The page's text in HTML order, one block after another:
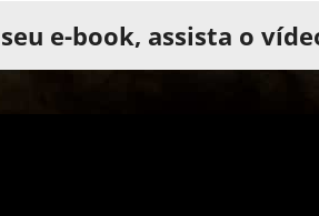
e-book, assista o